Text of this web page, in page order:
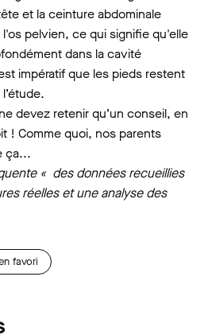
et la ceinture abdominale
pelvien, ce qui signifie qu'elle
dans la cavité
impératif que les pieds restent
devez retenir qu’un conseil, en
! Comme quoi, nos parents
ça...
« des données recueillies
réelles et une analyse des
favori